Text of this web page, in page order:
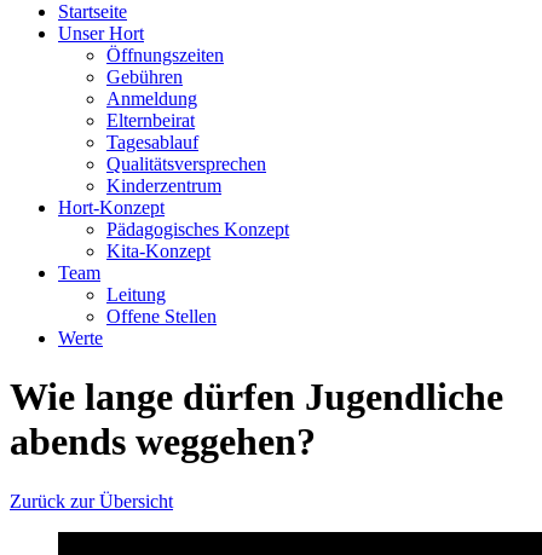
Startseite
Unser Hort
Öffnungszeiten
Gebühren
Anmeldung
Elternbeirat
Tagesablauf
Qualitätsversprechen
Kinderzentrum
Hort-Konzept
Pädagogisches Konzept
Kita-Konzept
Team
Leitung
Offene Stellen
Werte
Wie lange dürfen Jugendliche
abends weggehen?
Zurück zur Übersicht